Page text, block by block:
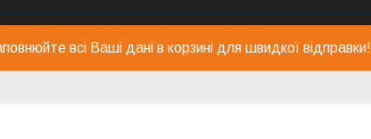
всі Ваші дані в корзині для швидкої відправки!